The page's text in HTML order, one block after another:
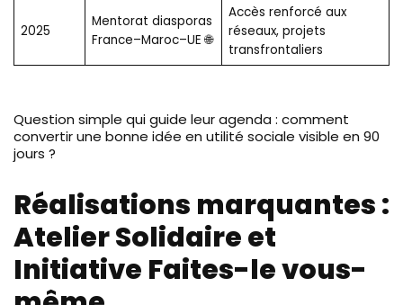
2025
Mentorat diasporas
France–Maroc–UE 🌐
Accès renforcé aux
réseaux, projets
transfrontaliers
Question simple qui guide leur agenda : comment
convertir une bonne idée en utilité sociale visible en 90
jours ?
Réalisations marquantes :
Atelier Solidaire et
Initiative Faites-le vous-